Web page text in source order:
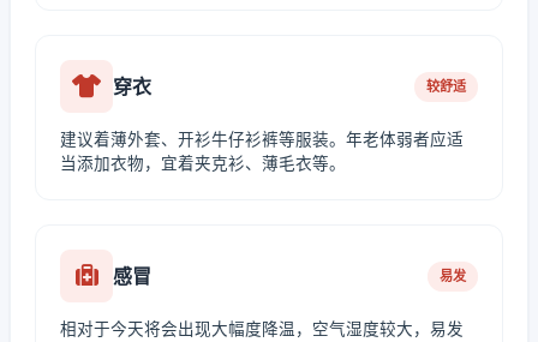
穿衣 较舒适
建议着薄外套、开衫牛仔衫裤等服装。年老体弱者应适
当添加衣物，宜着夹克衫、薄毛衣等。
感冒 易发
相对于今天将会出现大幅度降温，空气湿度较大，易发